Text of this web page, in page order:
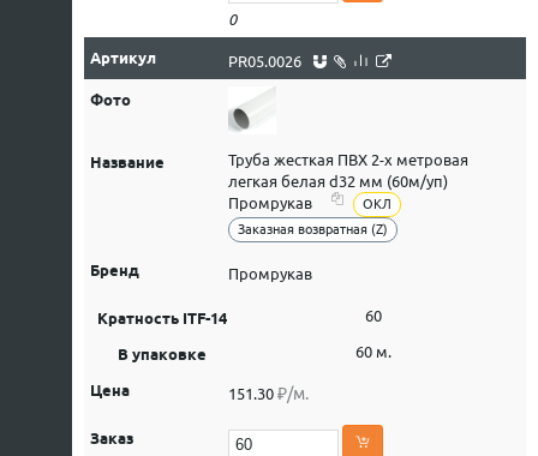
0
PR05.0026
Труба жесткая ПВХ 2-х метровая
легкая белая d32 мм (60м/уп)
Промрукав
ОКЛ
Заказная возвратная (Z)
Промрукав
60
60 м.
151.30 ₽/м.